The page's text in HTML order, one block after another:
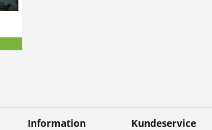
Information Kundeservice